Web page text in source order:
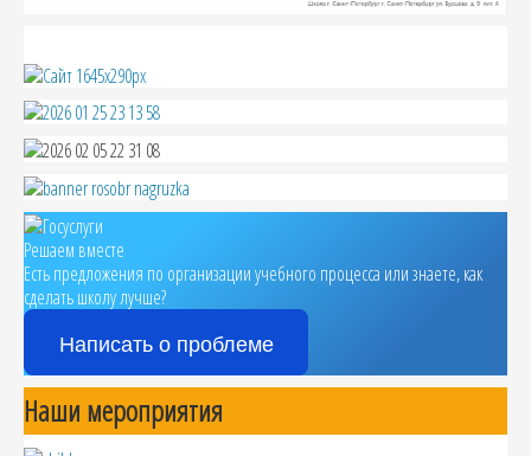
Решаем вместе
Есть предложения по организации учебного процесса или знаете, как
сделать школу лучше?
Написать о проблеме
Наши мероприятия